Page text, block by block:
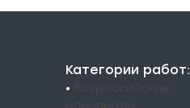
Категории работ:
•